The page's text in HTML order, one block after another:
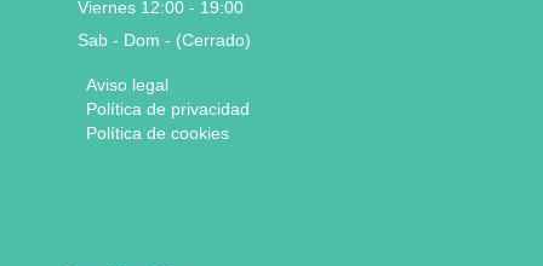
Viernes 12:00 - 19:00
Sab - Dom - (Cerrado)
Aviso legal
Política de privacidad
Política de cookies